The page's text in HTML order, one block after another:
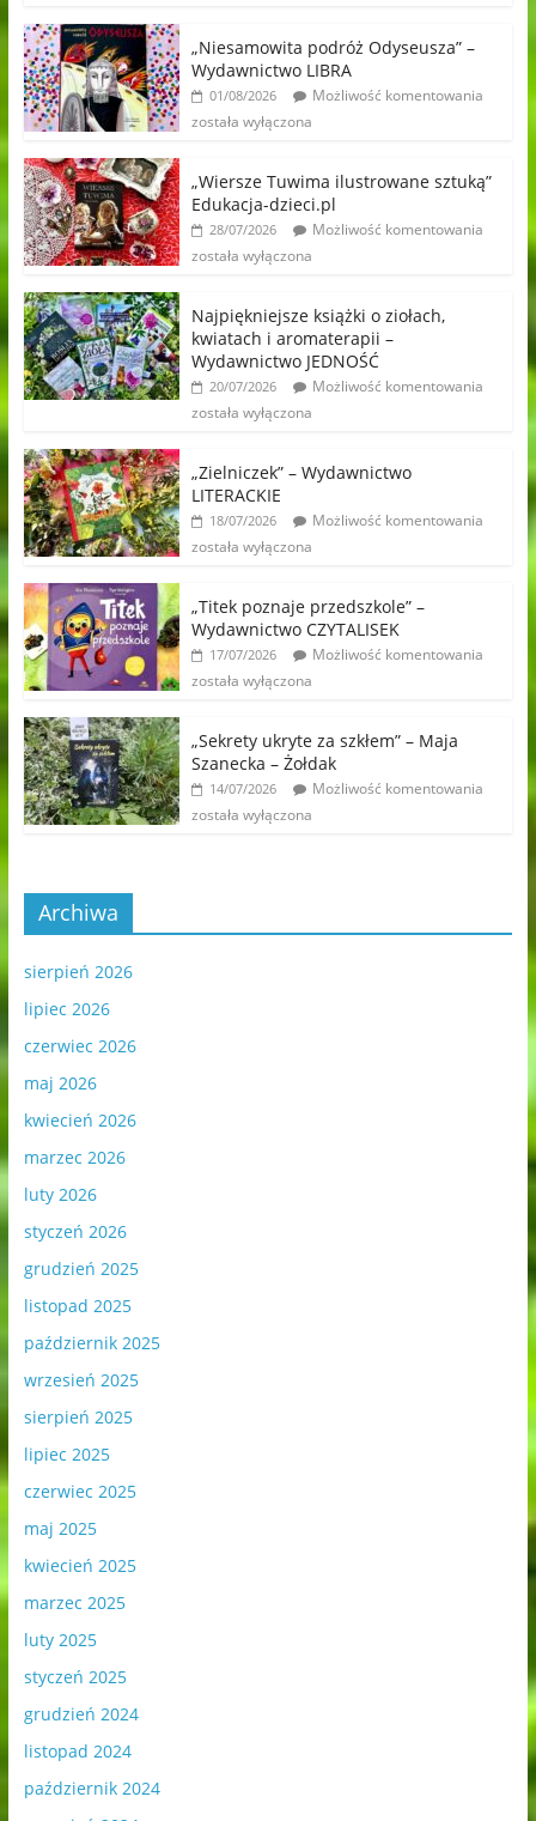
„Niesamowita podróż Odyseusza” –
Wydawnictwo LIBRA
01/08/2026
Możliwość komentowania
została wyłączona
„Wiersze Tuwima ilustrowane sztuką”
Edukacja-dzieci.pl
28/07/2026
Możliwość komentowania
została wyłączona
Najpiękniejsze książki o ziołach,
kwiatach i aromaterapii –
Wydawnictwo JEDNOŚĆ
20/07/2026
Możliwość komentowania
została wyłączona
„Zielniczek” – Wydawnictwo
LITERACKIE
18/07/2026
Możliwość komentowania
została wyłączona
„Titek poznaje przedszkole” –
Wydawnictwo CZYTALISEK
17/07/2026
Możliwość komentowania
została wyłączona
„Sekrety ukryte za szkłem” – Maja
Szanecka – Żołdak
14/07/2026
Możliwość komentowania
została wyłączona
Archiwa
sierpień 2026
lipiec 2026
czerwiec 2026
maj 2026
kwiecień 2026
marzec 2026
luty 2026
styczeń 2026
grudzień 2025
listopad 2025
październik 2025
wrzesień 2025
sierpień 2025
lipiec 2025
czerwiec 2025
maj 2025
kwiecień 2025
marzec 2025
luty 2025
styczeń 2025
grudzień 2024
listopad 2024
październik 2024